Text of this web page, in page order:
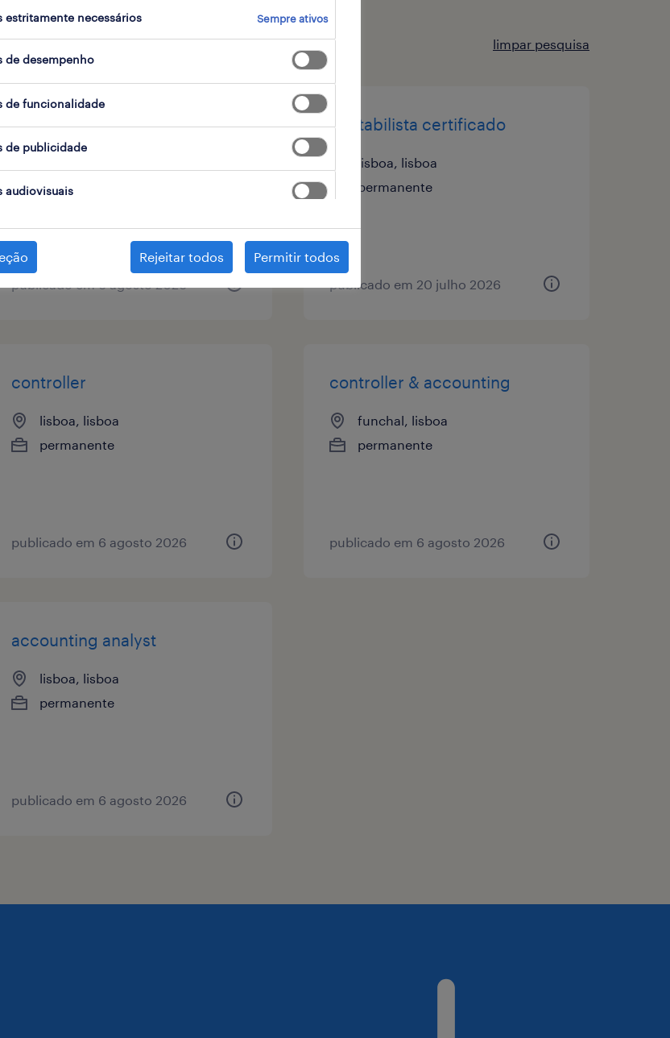
limpar pesquisa
billing specialist
permanente
publicado em 6 agosto 2026
contabilista certificado
lisboa, lisboa
permanente
publicado em 20 julho 2026
controller
lisboa, lisboa
permanente
publicado em 6 agosto 2026
controller & accounting
funchal, lisboa
permanente
publicado em 6 agosto 2026
accounting analyst
lisboa, lisboa
permanente
publicado em 6 agosto 2026
estritamente necessários Sempre ativos
de desempenho
de funcionalidade
de publicidade
audiovisuais
Rejeitar todos Permitir todos